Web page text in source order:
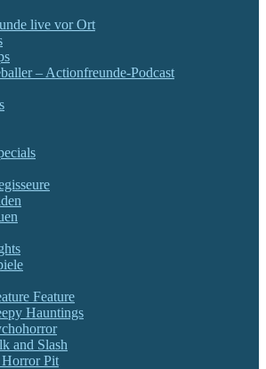
live vor Ort
– Actionfreunde-Podcast
Feature
Hauntings
and Slash
Horror Pit